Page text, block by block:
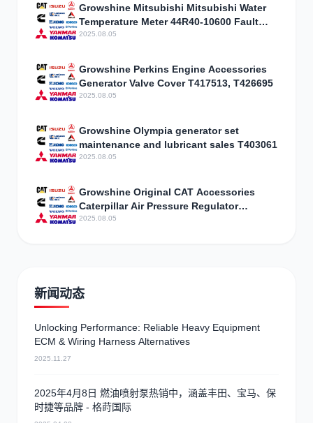
Growshine Mitsubishi Mitsubishi Water
Temperature Meter 44R40-10600 Fault
Diagnosis
2025.08.05
Growshine Perkins Engine Accessories
Generator Valve Cover T417513, T426695
2025.08.05
Growshine Olympia generator set
maintenance and lubricant sales T403061
2025.08.05
Growshine Original CAT Accessories
Caterpillar Air Pressure Regulator
Assembly 3301843 Parameter
2025.08.05
新闻动态
Unlocking Performance: Reliable Heavy Equipment
ECM & Wiring Harness Alternatives
2025.11.27
2025年4月8日 燃油喷射泵热销中，涵盖丰田、宝马、保
时捷等品牌 - 格莳国际